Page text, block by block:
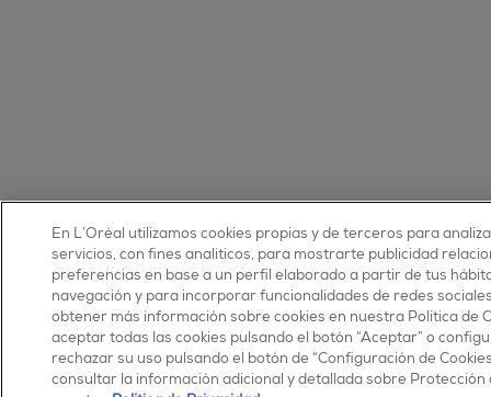
En L’Oréal utilizamos cookies propias y de terceros para
servicios, con fines analíticos, para mostrarte publicidad
preferencias en base a un perfil elaborado a partir de tus
navegación y para incorporar funcionalidades de redes
obtener más información sobre cookies en nuestra Política de
aceptar todas las cookies pulsando el botón “Aceptar” o
rechazar su uso pulsando el botón de “Configuración de
consultar la información adicional y detallada sobre Protección